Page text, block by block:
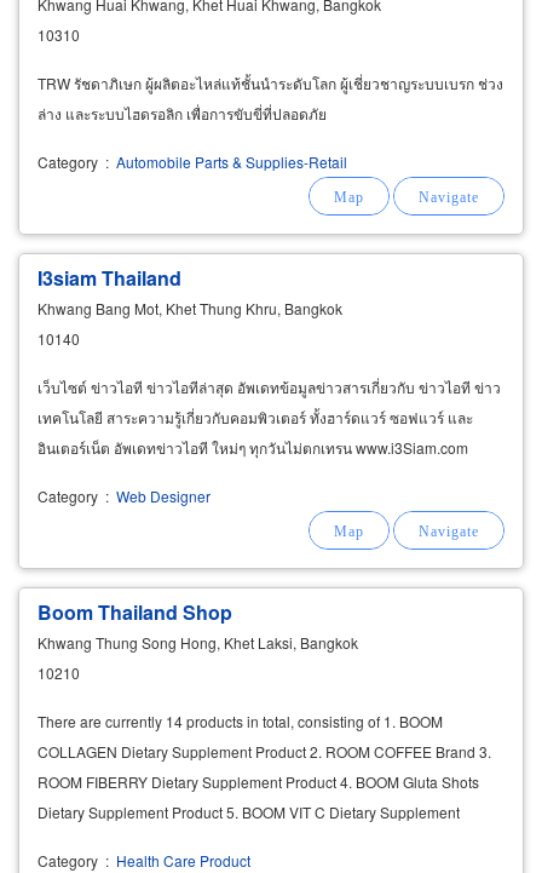
Khwang Huai Khwang, Khet Huai Khwang, Bangkok
10310
TRW รัชดาภิเษก ผู้ผลิตอะไหล่แท้ชั้นนำระดับโลก ผู้เชี่ยวชาญระบบเบรก ช่วง
ล่าง และระบบไฮดรอลิก เพื่อการขับขี่ที่ปลอดภัย
Category : Automobile Parts & Supplies-Retail
I3siam Thailand
Khwang Bang Mot, Khet Thung Khru, Bangkok
10140
เว็บไซต์ ข่าวไอที ข่าวไอทีล่าสุด อัพเดทข้อมูลข่าวสารเกี่ยวกับ ข่าวไอที ข่าว
เทคโนโลยี สาระความรู้เกี่ยวกับคอมพิวเตอร์ ทั้งฮาร์ดแวร์ ซอฟแวร์ และ
อินเตอร์เน็ต อัพเดทข่าวไอที ใหม่ๆ ทุกวันไม่ตกเทรน www.i3Siam.com
Category : Web Designer
Boom Thailand Shop
Khwang Thung Song Hong, Khet Laksi, Bangkok
10210
There are currently 14 products in total, consisting of 1. BOOM
COLLAGEN Dietary Supplement Product 2. ROOM COFFEE Brand 3.
ROOM FIBERRY Dietary Supplement Product 4. BOOM Gluta Shots
Dietary Supplement Product 5. BOOM VIT C Dietary Supplement
Category : Health Care Product